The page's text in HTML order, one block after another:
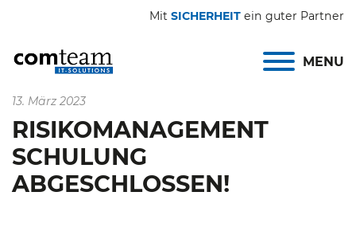
Mit SICHERHEIT ein guter Partner
MENU
13. März 2023
RISIKOMANAGEMENT
SCHULUNG
ABGESCHLOSSEN!